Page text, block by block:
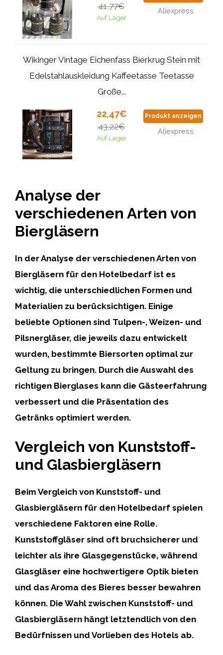
41,77€
Auf Lager
Aliexpress
Wikinger Vintage Eichenfass Bierkrug Stein mit
Edelstahlauskleidung Kaffeetasse Teetasse
Große...
22,47€
43,22€
Auf Lager
Produkt anzeigen
Aliexpress
Analyse der
verschiedenen Arten von
Biergläsern
In der Analyse der verschiedenen Arten von
Biergläsern für den Hotelbedarf ist es
wichtig, die unterschiedlichen Formen und
Materialien zu berücksichtigen. Einige
beliebte Optionen sind Tulpen-, Weizen- und
Pilsnergläser, die jeweils dazu entwickelt
wurden, bestimmte Biersorten optimal zur
Geltung zu bringen. Durch die Auswahl des
richtigen Bierglases kann die Gästeerfahrung
verbessert und die Präsentation des
Getränks optimiert werden.
Vergleich von Kunststoff-
und Glasbiergläsern
Beim Vergleich von Kunststoff- und
Glasbiergläsern für den Hotelbedarf spielen
verschiedene Faktoren eine Rolle.
Kunststoffgläser sind oft bruchsicherer und
leichter als ihre Glasgegenstücke, während
Glasgläser eine hochwertigere Optik bieten
und das Aroma des Bieres besser bewahren
können. Die Wahl zwischen Kunststoff- und
Glasbiergläsern hängt letztendlich von den
Bedürfnissen und Vorlieben des Hotels ab.